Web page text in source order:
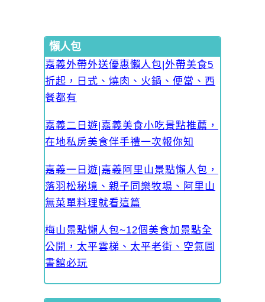
懶人包
嘉義外帶外送優惠懶人包|外帶美食5
折起，日式、燒肉、火鍋、便當、西
餐都有
嘉義二日遊|嘉義美食小吃景點推薦，
在地私房美食伴手禮一次報你知
嘉義一日遊|嘉義阿里山景點懶人包，
落羽松秘境、親子同樂牧場、阿里山
無菜單料理就看這篇
梅山景點懶人包~12個美食加景點全
公開，太平雲梯、太平老街、空氣圖
書館必玩